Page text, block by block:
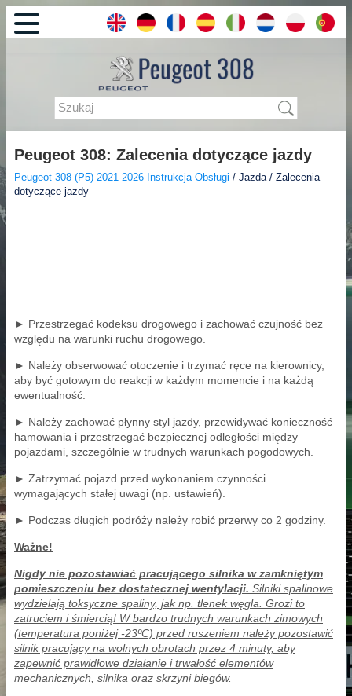
Peugeot 308: Zalecenia dotyczące jazdy
Peugeot 308 (P5) 2021-2026 Instrukcja Obsługi / Jazda / Zalecenia
dotyczące jazdy
► Przestrzegać kodeksu drogowego i zachować czujność bez
względu na warunki ruchu drogowego.
► Należy obserwować otoczenie i trzymać ręce na kierownicy,
aby być gotowym do reakcji w każdym momencie i na każdą
ewentualność.
► Należy zachować płynny styl jazdy, przewidywać konieczność
hamowania i przestrzegać bezpiecznej odległości między
pojazdami, szczególnie w trudnych warunkach pogodowych.
► Zatrzymać pojazd przed wykonaniem czynności
wymagających stałej uwagi (np. ustawień).
► Podczas długich podróży należy robić przerwy co 2 godziny.
Ważne!
Nigdy nie pozostawiać pracującego silnika w zamkniętym
pomieszczeniu bez dostatecznej wentylacji. Silniki spalinowe
wydzielają toksyczne spaliny, jak np. tlenek węgla. Grozi to
zatruciem i śmiercią! W bardzo trudnych warunkach zimowych
(temperatura poniżej -23ºC) przed ruszeniem należy pozostawić
silnik pracujący na wolnych obrotach przez 4 minuty, aby
zapewnić prawidłowe działanie i trwałość elementów
mechanicznych, silnika oraz skrzyni biegów.